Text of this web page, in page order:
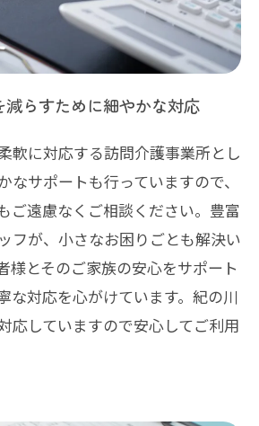
減らすために細やかな対応
軟に対応する訪問介護事業所とし
なサポートも行っていますので、
ご遠慮なくご相談ください。豊富
フが、小さなお困りごとも解決い
様とそのご家族の安心をサポート
な対応を心がけています。紀の川
応していますので安心してご利用